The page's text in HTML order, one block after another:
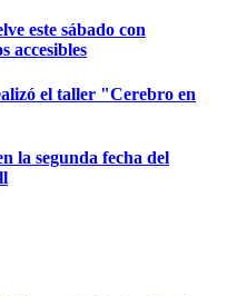
este sábado con
accesibles
el taller "Cerebro en
la segunda fecha del